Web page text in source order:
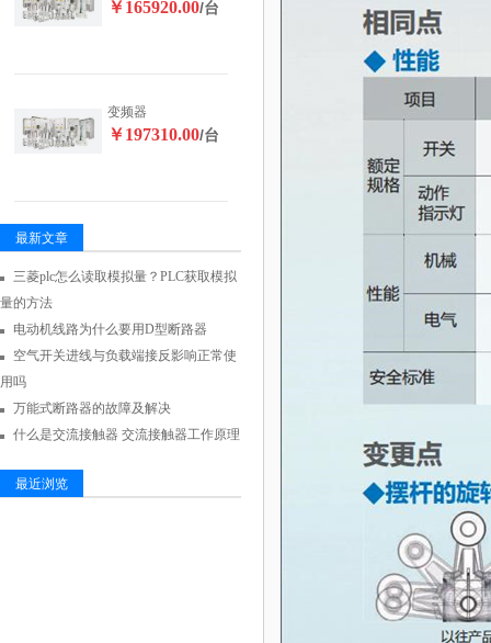
￥165920.00/台
变频器
￥197310.00/台
最新文章
三菱plc怎么读取模拟量？PLC获取模拟
量的方法
电动机线路为什么要用D型断路器
空气开关进线与负载端接反影响正常使
用吗
万能式断路器的故障及解决
什么是交流接触器 交流接触器工作原理
最近浏览